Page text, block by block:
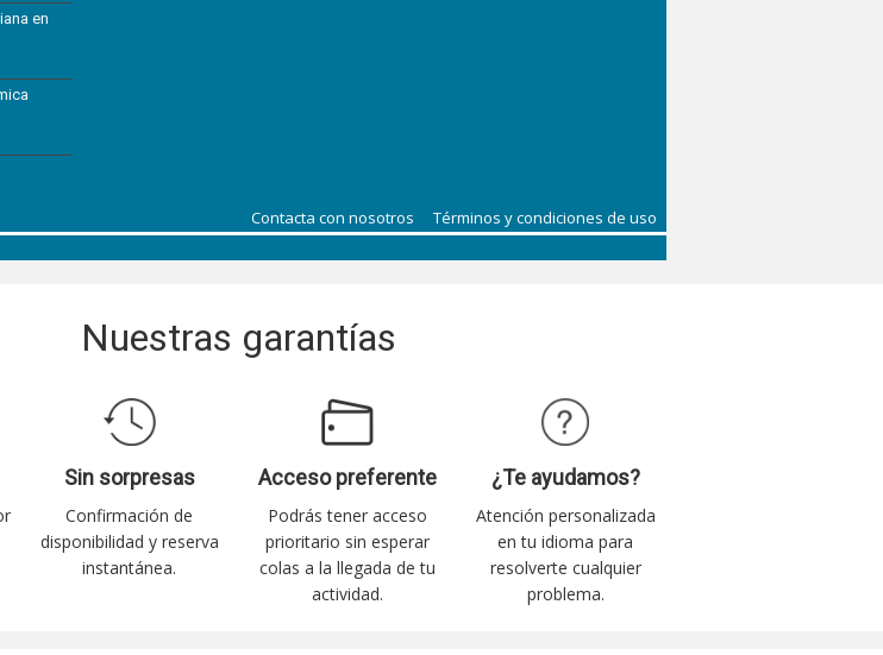
en
Contacta con nosotros Términos y condiciones de uso
Nuestras garantías
Sin sorpresas
Confirmación de
disponibilidad y reserva
instantánea.
Acceso preferente
Podrás tener acceso
prioritario sin esperar
colas a la llegada de tu
actividad.
¿Te ayudamos?
Atención personalizada
en tu idioma para
resolverte cualquier
problema.